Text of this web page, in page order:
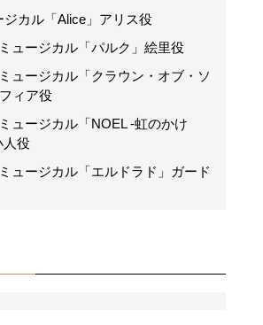
ジカル「Alice」アリス役
ュージカル「パルク」絵里役
ュージカル「クラウン・オブ・ソ
ィア役
ュージカル「NOEL -虹のかけ
人役
ュージカル「エルドラド」ガード